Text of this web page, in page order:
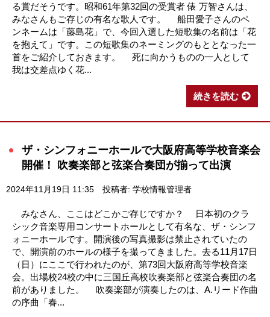
る賞だそうです。昭和61年第32回の受賞者 俵 万智さんは、
みなさんもご存じの有名な歌人です。 船田愛子さんのペ
ンネームは「藤島花」で、今回入選した短歌集の名前は「花
を抱えて」です。この短歌集のネーミングのもととなった一
首をご紹介しておきます。 死に向かうものの一人として
我は交差点ゆく花...
続きを読む
ザ・シンフォニーホールで大阪府高等学校音楽会
開催！ 吹奏楽部と弦楽合奏団が揃って出演
2024年11月19日 11:35 投稿者: 学校情報管理者
みなさん、ここはどこかご存じですか？ 日本初のクラ
シック音楽専用コンサートホールとして有名な、ザ・シンフ
ォニーホールです。開演後の写真撮影は禁止されていたの
で、開演前のホールの様子を撮ってきました。去る11月17日
（日）にここで行われたのが、第73回大阪府高等学校音楽
会。出場校24校の中に三国丘高校吹奏楽部と弦楽合奏団の名
前がありました。 吹奏楽部が演奏したのは、A.リード作曲
の序曲「春...